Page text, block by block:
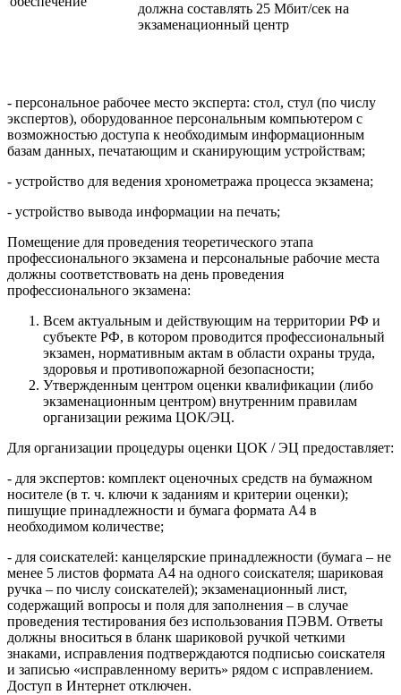
должна составлять 25 Мбит/сек на
экзаменационный центр
- персональное рабочее место эксперта: стол, стул (по числу
экспертов), оборудованное персональным компьютером с
возможностью доступа к необходимым информационным
базам данных, печатающим и сканирующим устройствам;
- устройство для ведения хронометража процесса экзамена;
- устройство вывода информации на печать;
Помещение для проведения теоретического этапа
профессионального экзамена и персональные рабочие места
должны соответствовать на день проведения
профессионального экзамена:
Всем актуальным и действующим на территории РФ и
субъекте РФ, в котором проводится профессиональный
экзамен, нормативным актам в области охраны труда,
здоровья и противопожарной безопасности;
Утвержденным центром оценки квалификации (либо
экзаменационным центром) внутренним правилам
организации режима ЦОК/ЭЦ.
Для организации процедуры оценки ЦОК / ЭЦ предоставляет:
- для экспертов: комплект оценочных средств на бумажном
носителе (в т. ч. ключи к заданиям и критерии оценки);
пишущие принадлежности и бумага формата А4 в
необходимом количестве;
- для соискателей: канцелярские принадлежности (бумага – не
менее 5 листов формата А4 на одного соискателя; шариковая
ручка – по числу соискателей); экзаменационный лист,
содержащий вопросы и поля для заполнения – в случае
проведения тестирования без использования ПЭВМ. Ответы
должны вноситься в бланк шариковой ручкой четкими
знаками, исправления подтверждаются подписью соискателя
и записью «исправленному верить» рядом с исправлением.
Доступ в Интернет отключен.